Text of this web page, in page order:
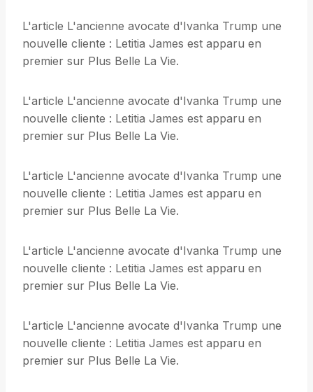
L'article L'ancienne avocate d'Ivanka Trump une
nouvelle cliente : Letitia James est apparu en
premier sur Plus Belle La Vie.
L'article L'ancienne avocate d'Ivanka Trump une
nouvelle cliente : Letitia James est apparu en
premier sur Plus Belle La Vie.
L'article L'ancienne avocate d'Ivanka Trump une
nouvelle cliente : Letitia James est apparu en
premier sur Plus Belle La Vie.
L'article L'ancienne avocate d'Ivanka Trump une
nouvelle cliente : Letitia James est apparu en
premier sur Plus Belle La Vie.
L'article L'ancienne avocate d'Ivanka Trump une
nouvelle cliente : Letitia James est apparu en
premier sur Plus Belle La Vie.